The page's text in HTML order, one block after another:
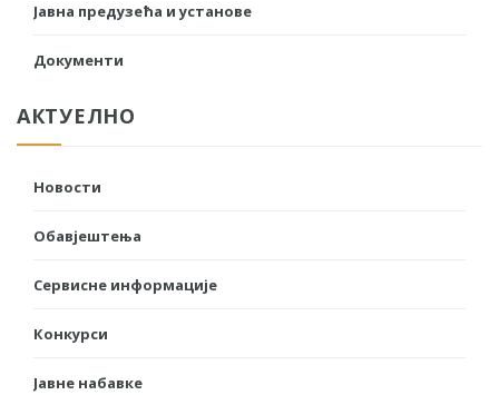
Јавна предузећа и установе
Документи
АКТУЕЛНО
Новости
Обавјештења
Сервисне информације
Конкурси
Јавне набавке